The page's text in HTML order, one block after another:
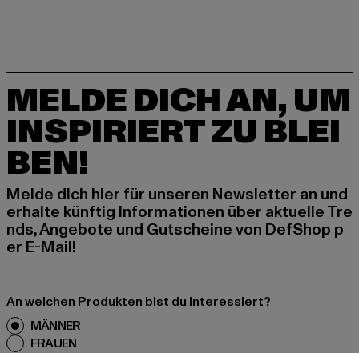
MELDE DICH AN, UM
INSPIRIERT ZU BLEI
BEN!
Melde dich hier für unseren Newsletter an und
erhalte künftig Informationen über aktuelle Tre
nds, Angebote und Gutscheine von DefShop p
er E-Mail!
An welchen Produkten bist du interessiert?
MÄNNER
FRAUEN